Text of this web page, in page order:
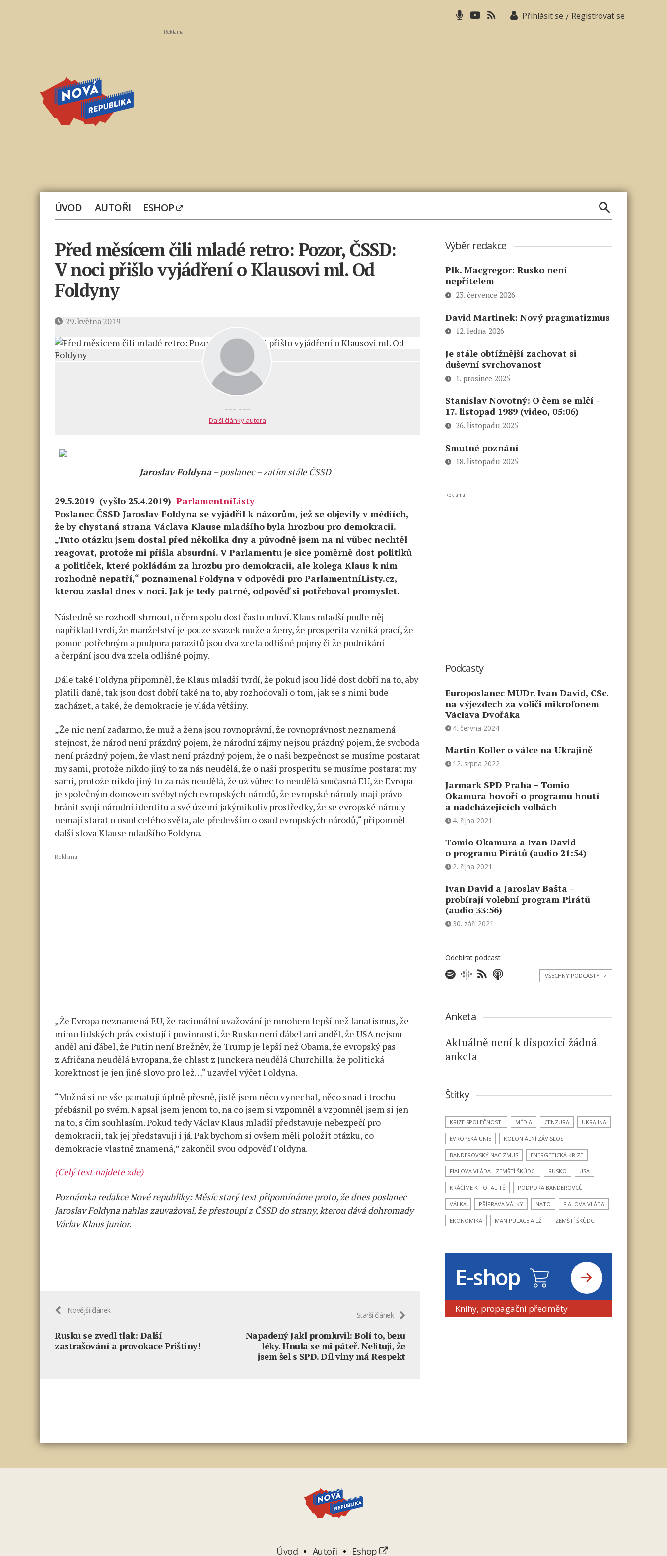
Přihlásit se / Registrovat se
Reklama
ÚVOD AUTOŘI ESHOP
Před měsícem čili mladé retro: Pozor, ČSSD:
V noci přišlo vyjádření o Klausovi ml. Od
Foldyny
Datum29. května 2019
--- ---
Další články autora
Jaroslav Foldyna– poslanec – zatím stále ČSSD
29.5.2019 (vyšlo 25.4.2019) ParlamentníListy
Poslanec ČSSD Jaroslav Foldyna se vyjádřil k názorům, jež se objevily v médiích,
že by chystaná strana Václava Klause mladšího byla hrozbou pro demokracii.
„Tuto otázku jsem dostal před několika dny a původně jsem na ni vůbec nechtěl
reagovat, protože mi přišla absurdní. V Parlamentu je sice poměrně dost politiků
a političek, které pokládám za hrozbu pro demokracii, ale kolega Klaus k nim
rozhodně nepatří,“ poznamenal Foldyna v odpovědi pro ParlamentníListy.cz,
kterou zaslal dnes v noci. Jak je tedy patrné, odpověď si potřeboval promyslet.
Následně se rozhodl shrnout, o čem spolu dost často mluví. Klaus mladší podle něj
například tvrdí, že manželství je pouze svazek muže a ženy, že prosperita vzniká prací, že
pomoc potřebným a podpora parazitů jsou dva zcela odlišné pojmy či že podnikání
a čerpání jsou dva zcela odlišné pojmy.
Dále také Foldyna připomněl, že Klaus mladší tvrdí, že pokud jsou lidé dost dobří na to, aby
platili daně, tak jsou dost dobří také na to, aby rozhodovali o tom, jak se s nimi bude
zacházet, a také, že demokracie je vláda většiny.
„Že nic není zadarmo, že muž a žena jsou rovnoprávní, že rovnoprávnost neznamená
stejnost, že národ není prázdný pojem, že národní zájmy nejsou prázdný pojem, že svoboda
není prázdný pojem, že vlast není prázdný pojem, že o naši bezpečnost se musíme postarat
my sami, protože nikdo jiný to za nás neudělá, že o naši prosperitu se musíme postarat my
sami, protože nikdo jiný to za nás neudělá, že už vůbec to neudělá současná EU, že Evropa
je společným domovem svébytných evropských národů, že evropské národy mají právo
bránit svoji národní identitu a své území jakýmikoliv prostředky, že se evropské národy
nemají starat o osud celého světa, ale především o osud evropských národů,“ připomněl
další slova Klause mladšího Foldyna.
Reklama
„Že Evropa neznamená EU, že racionální uvažování je mnohem lepší než fanatismus, že
mimo lidských práv existují i povinnosti, že Rusko není ďábel ani anděl, že USA nejsou
anděl ani ďábel, že Putin není Brežněv, že Trump je lepší než Obama, že evropský pas
z Afričana neudělá Evropana, že chlast z Junckera neudělá Churchilla, že politická
korektnost je jen jiné slovo pro lež…“ uzavřel výčet Foldyna.
“Možná si ne vše pamatuji úplně přesně, jistě jsem něco vynechal, něco snad i trochu
přebásnil po svém. Napsal jsem jenom to, na co jsem si vzpomněl a vzpomněl jsem si jen
na to, s čím souhlasím. Pokud tedy Václav Klaus mladší představuje nebezpečí pro
demokracii, tak jej představuji i já. Pak bychom si ovšem měli položit otázku, co
demokracie vlastně znamená,” zakončil svou odpověď Foldyna.
(Celý text najdete zde)
Poznámka redakce Nové republiky: Měsíc starý text připomínáme proto, že dnes poslanec
Jaroslav Foldyna nahlas zauvažoval, že přestoupí z ČSSD do strany, kterou dává dohromady
Václav Klaus junior.
Novější článek
Rusku se zvedl tlak: Další
zastrašování a provokace Prištiny!
Starší článek
Napadený Jakl promluvil: Bolí to, beru
léky. Hnula se mi páteř. Nelituji, že
jsem šel s SPD. Díl viny má Respekt
Výběr redakce
Plk. Macgregor: Rusko není
nepřítelem
23. července 2026
David Martinek: Nový pragmatizmus
12. ledna 2026
Je stále obtížnější zachovat si
duševní svrchovanost
1. prosince 2025
Stanislav Novotný: O čem se mlčí –
17. listopad 1989 (video, 05:06)
26. listopadu 2025
Smutné poznání
18. listopadu 2025
Reklama
Podcasty
Europoslanec MUDr. Ivan David, CSc.
na výjezdech za voliči mikrofonem
Václava Dvořáka
4. června 2024
Martin Koller o válce na Ukrajině
12. srpna 2022
Jarmark SPD Praha – Tomio
Okamura hovoří o programu hnutí
a nadcházejících volbách
4. října 2021
Tomio Okamura a Ivan David
o programu Pirátů (audio 21:54)
2. října 2021
Ivan David a Jaroslav Bašta –
probírají volební program Pirátů
(audio 33:56)
30. září 2021
Odebírat podcast
VŠECHNY PODCASTY >
Anketa
Aktuálně není k dispozici žádná
anketa
Štítky
KRIZE SPOLEČNOSTI MÉDIA CENZURA UKRAJINA
EVROPSKÁ UNIE KOLONIÁLNÍ ZÁVISLOST
BANDEROVSKÝ NACIZMUS ENERGETICKÁ KRIZE
FIALOVA VLÁDA - ZEMŠTÍ ŠKŮDCI RUSKO USA
KRÁČÍME K TOTALITĚ PODPORA BANDEROVCŮ
VÁLKA PŘÍPRAVA VÁLKY NATO FIALOVA VLÁDA
EKONOMIKA MANIPULACE A LŽI ZEMŠTÍ ŠKŮDCI
E-shop
Knihy, propagační předměty
Úvod Autoři Eshop